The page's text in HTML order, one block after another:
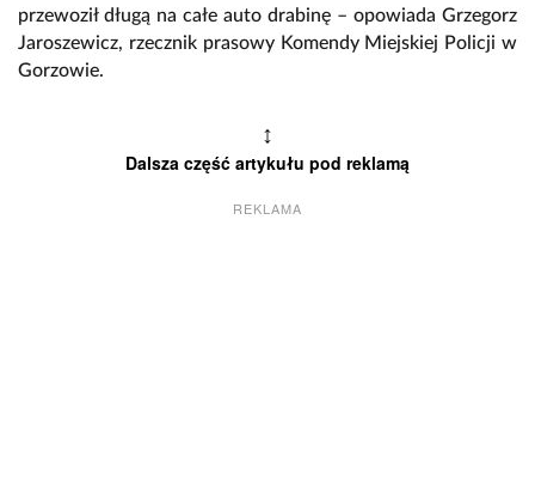
przewoził długą na całe auto drabinę – opowiada Grzegorz
Jaroszewicz, rzecznik prasowy Komendy Miejskiej Policji w
Gorzowie.
↕
Dalsza część artykułu pod reklamą
REKLAMA